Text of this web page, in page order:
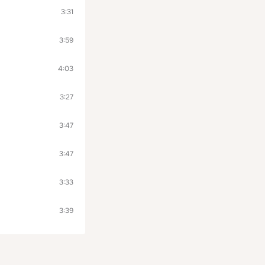
3:31
3:59
4:03
3:27
3:47
3:47
3:33
3:39